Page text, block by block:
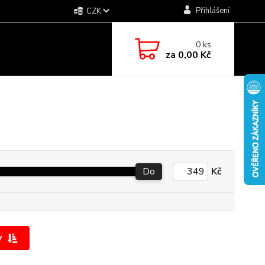
CZK Přihlášení
0ks
za 0,00 Kč
Do Kč